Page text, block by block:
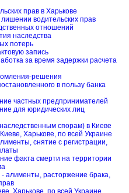
прав в Харькове
водительских прав
отношений
наследства
потерь
запись
за время задержки расчета
решения
в пользу банка
частных предпринимателей
для юридических лиц
спорам) в Киеве
Харькове, по всей Украине
снятие с регистрации,
факта смерти на территории
алименты, расторжение брака,